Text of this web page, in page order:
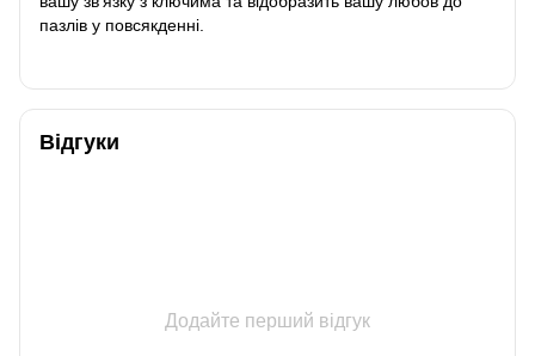
пазлів у повсякденні.
Відгуки
Додайте перший відгук